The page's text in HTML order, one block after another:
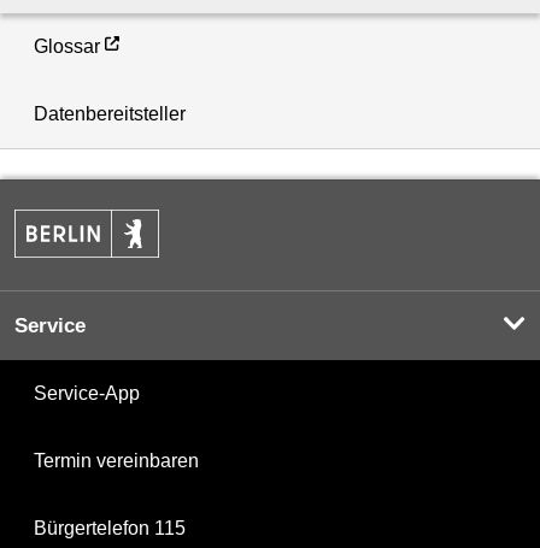
Glossar
Datenbereitsteller
Service
Service-App
Termin vereinbaren
Bürgertelefon 115